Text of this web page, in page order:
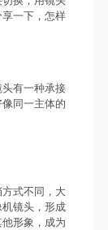
一下，怎样
有一种承接
同一主体的
式不同，大
镜头，形成
形象，成为